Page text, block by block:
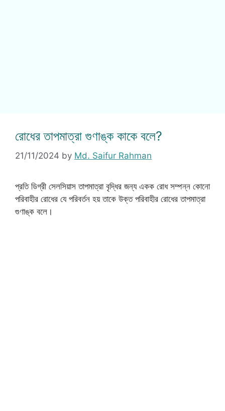
রোধের তাপমাত্রা গুণাঙ্ক কাকে বলে?
21/11/2024 by Md. Saifur Rahman
প্রতি ডিগ্রী সেলসিয়াস তাপমাত্রা বৃদ্ধির জন্য একক রোধ সম্পন্ন কোনো
পরিবাহীর রোধের যে পরিবর্তন হয় তাকে উক্ত পরিবাহীর রোধের তাপমাত্রা
গুণাঙ্ক বলে।